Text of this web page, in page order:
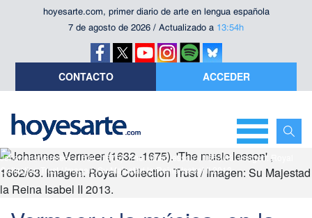
hoyesarte.com, primer diario de arte en lengua española
7 de agosto de 2026 / Actualizado a 13:54h
CONTACTO ACCEDER
Johannes Vermeer (1632 -1675). 'The music lesson' , 1662/63. Imagen: Royal
Collection Trust / Imagen: Su Majestad la Reina Isabel II 2013.